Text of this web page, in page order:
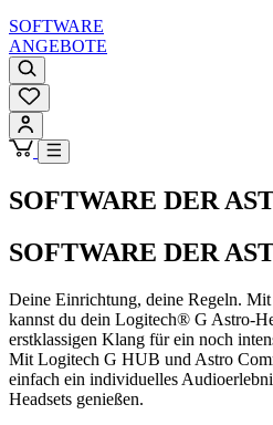
SOFTWARE
ANGEBOTE
SOFTWARE DER
SOFTWARE DER
Deine Einrichtung, deine Regeln.
kannst du dein Logitech® G Astro-
erstklassigen Klang für ein noch
Mit Logitech G HUB und Astro
einfach ein individuelles
Headsets genießen.